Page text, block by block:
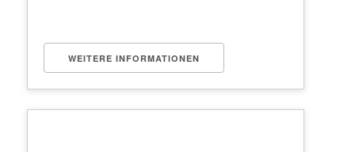
WEITERE INFORMATIONEN